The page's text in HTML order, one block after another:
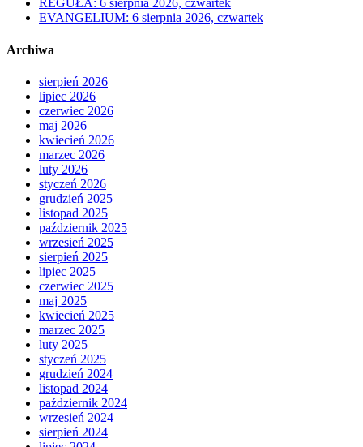
REGUŁA: 6 sierpnia 2026, czwartek
EVANGELIUM: 6 sierpnia 2026, czwartek
Archiwa
sierpień 2026
lipiec 2026
czerwiec 2026
maj 2026
kwiecień 2026
marzec 2026
luty 2026
styczeń 2026
grudzień 2025
listopad 2025
październik 2025
wrzesień 2025
sierpień 2025
lipiec 2025
czerwiec 2025
maj 2025
kwiecień 2025
marzec 2025
luty 2025
styczeń 2025
grudzień 2024
listopad 2024
październik 2024
wrzesień 2024
sierpień 2024